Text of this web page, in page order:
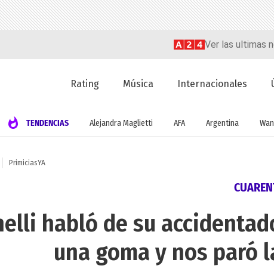
Ver las ultimas
Rating Música Internacionales
TENDENCIAS Alejandra Maglietti AFA Argentina
PrimiciasYA
habló de su
una goma y nos paró